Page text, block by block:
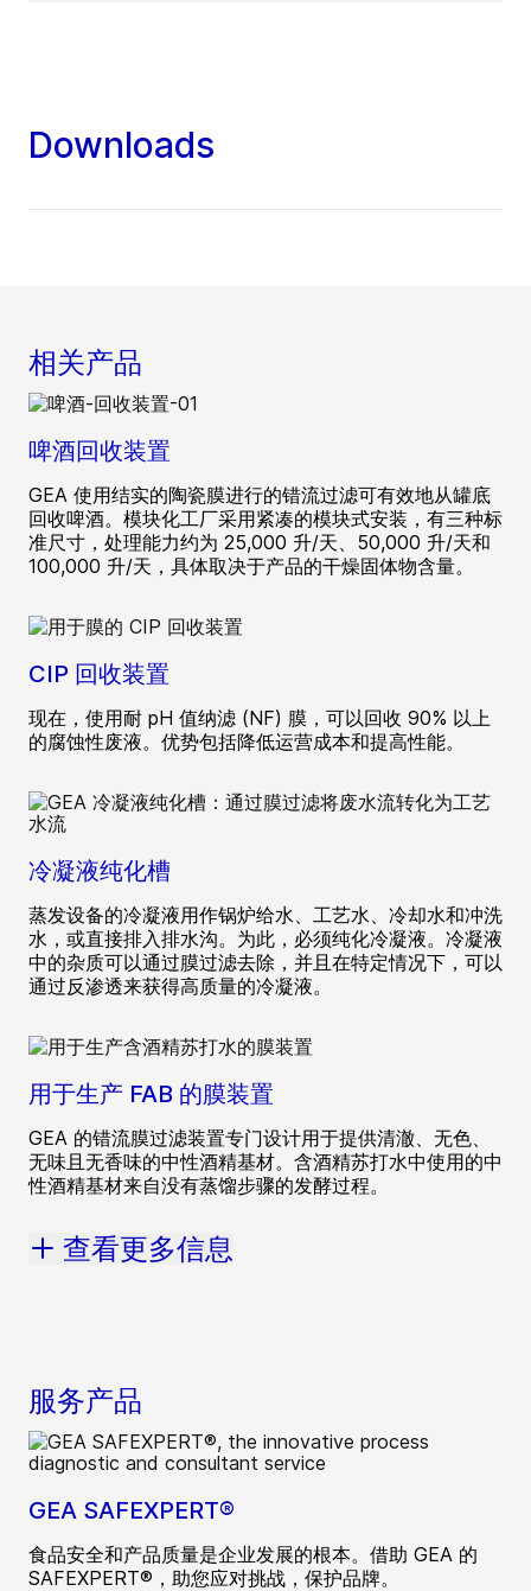
Downloads
相关产品
啤酒回收装置
GEA 使用结实的陶瓷膜进行的错流过滤可有效地从罐底
回收啤酒。模块化工厂采用紧凑的模块式安装，有三种标
准尺寸，处理能力约为 25,000 升/天、50,000 升/天和
100,000 升/天，具体取决于产品的干燥固体物含量。
CIP 回收装置
现在，使用耐 pH 值纳滤 (NF) 膜，可以回收 90% 以上
的腐蚀性废液。优势包括降低运营成本和提高性能。
冷凝液纯化槽
蒸发设备的冷凝液用作锅炉给水、工艺水、冷却水和冲洗
水，或直接排入排水沟。为此，必须纯化冷凝液。冷凝液
中的杂质可以通过膜过滤去除，并且在特定情况下，可以
通过反渗透来获得高质量的冷凝液。
用于生产 FAB 的膜装置
GEA 的错流膜过滤装置专门设计用于提供清澈、无色、
无味且无香味的中性酒精基材。含酒精苏打水中使用的中
性酒精基材来自没有蒸馏步骤的发酵过程。
查看更多信息
服务产品
GEA SAFEXPERT®
食品安全和产品质量是企业发展的根本。借助 GEA 的
SAFEXPERT®，助您应对挑战，保护品牌。